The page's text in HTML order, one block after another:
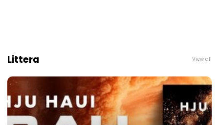
Littera View all